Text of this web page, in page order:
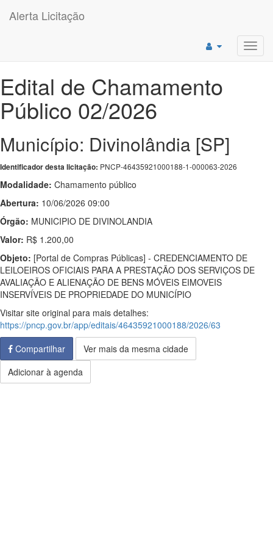
Alerta Licitação
Edital de Chamamento
Público 02/2026
Município: Divinolândia [SP]
Identificador desta licitação: PNCP-46435921000188-1-000063-2026
Modalidade: Chamamento público
Abertura: 10/06/2026 09:00
Órgão: MUNICIPIO DE DIVINOLANDIA
Valor: R$ 1.200,00
Objeto: [Portal de Compras Públicas] - CREDENCIAMENTO DE
LEILOEIROS OFICIAIS PARA A PRESTAÇÃO DOS SERVIÇOS DE
AVALIAÇÃO E ALIENAÇÃO DE BENS MÓVEIS EIMOVEIS
INSERVÍVEIS DE PROPRIEDADE DO MUNICÍPIO
Visitar site original para mais detalhes:
https://pncp.gov.br/app/editais/46435921000188/2026/63
Compartilhar
Ver mais da mesma cidade
Adicionar à agenda